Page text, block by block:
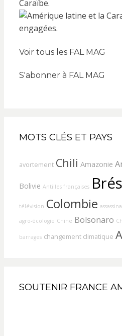
Voir tous les FAL MAG
S'abonner à FAL MAG
MOTS CLÉS ET PAYS
avortement Chili Amazonie
Bolivie Antilles françaises
télévision Colombie
agro-écologie Chine Bolsonaro
barrages changement climatique
SOUTENIR FRANCE